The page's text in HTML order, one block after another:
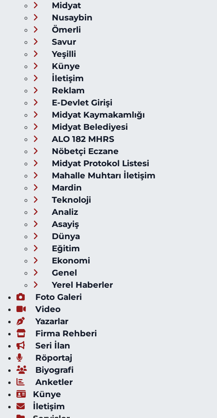
Midyat
Nusaybin
Ömerli
Savur
Yeşilli
Künye
İletişim
Reklam
E-Devlet Girişi
Midyat Kaymakamlığı
Midyat Belediyesi
ALO 182 MHRS
Nöbetçi Eczane
Midyat Protokol Listesi
Mahalle Muhtarı İletişim
Mardin
Teknoloji
Analiz
Asayiş
Dünya
Eğitim
Ekonomi
Genel
Yerel Haberler
Foto Galeri
Video
Yazarlar
Firma Rehberi
Seri İlan
Röportaj
Biyografi
Anketler
Künye
İletişim